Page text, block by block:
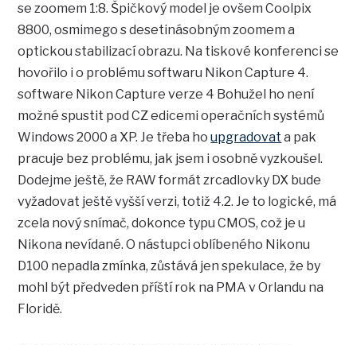
se zoomem 1:8. Špičkový model je ovšem Coolpix
8800, osmimego s desetinásobným zoomem a
optickou stabilizací obrazu. Na tiskové konferenci se
hovořilo i o problému softwaru Nikon Capture 4.
software Nikon Capture verze 4 Bohužel ho není
možné spustit pod CZ edicemi operačních systémů
Windows 2000 a XP. Je třeba houpgradovat a pak
pracuje bez problému, jak jsem i osobně vyzkoušel.
Dodejme ještě, že RAW formát zrcadlovky DX bude
vyžadovat ještě vyšší verzi, totiž 4.2. Je to logické, má
zcela nový snímač, dokonce typu CMOS, což je u
Nikona nevídané. O nástupci oblíbeného Nikonu
D100 nepadla zmínka, zůstává jen spekulace, že by
mohl být předveden příští rok na PMA v Orlandu na
Floridě.